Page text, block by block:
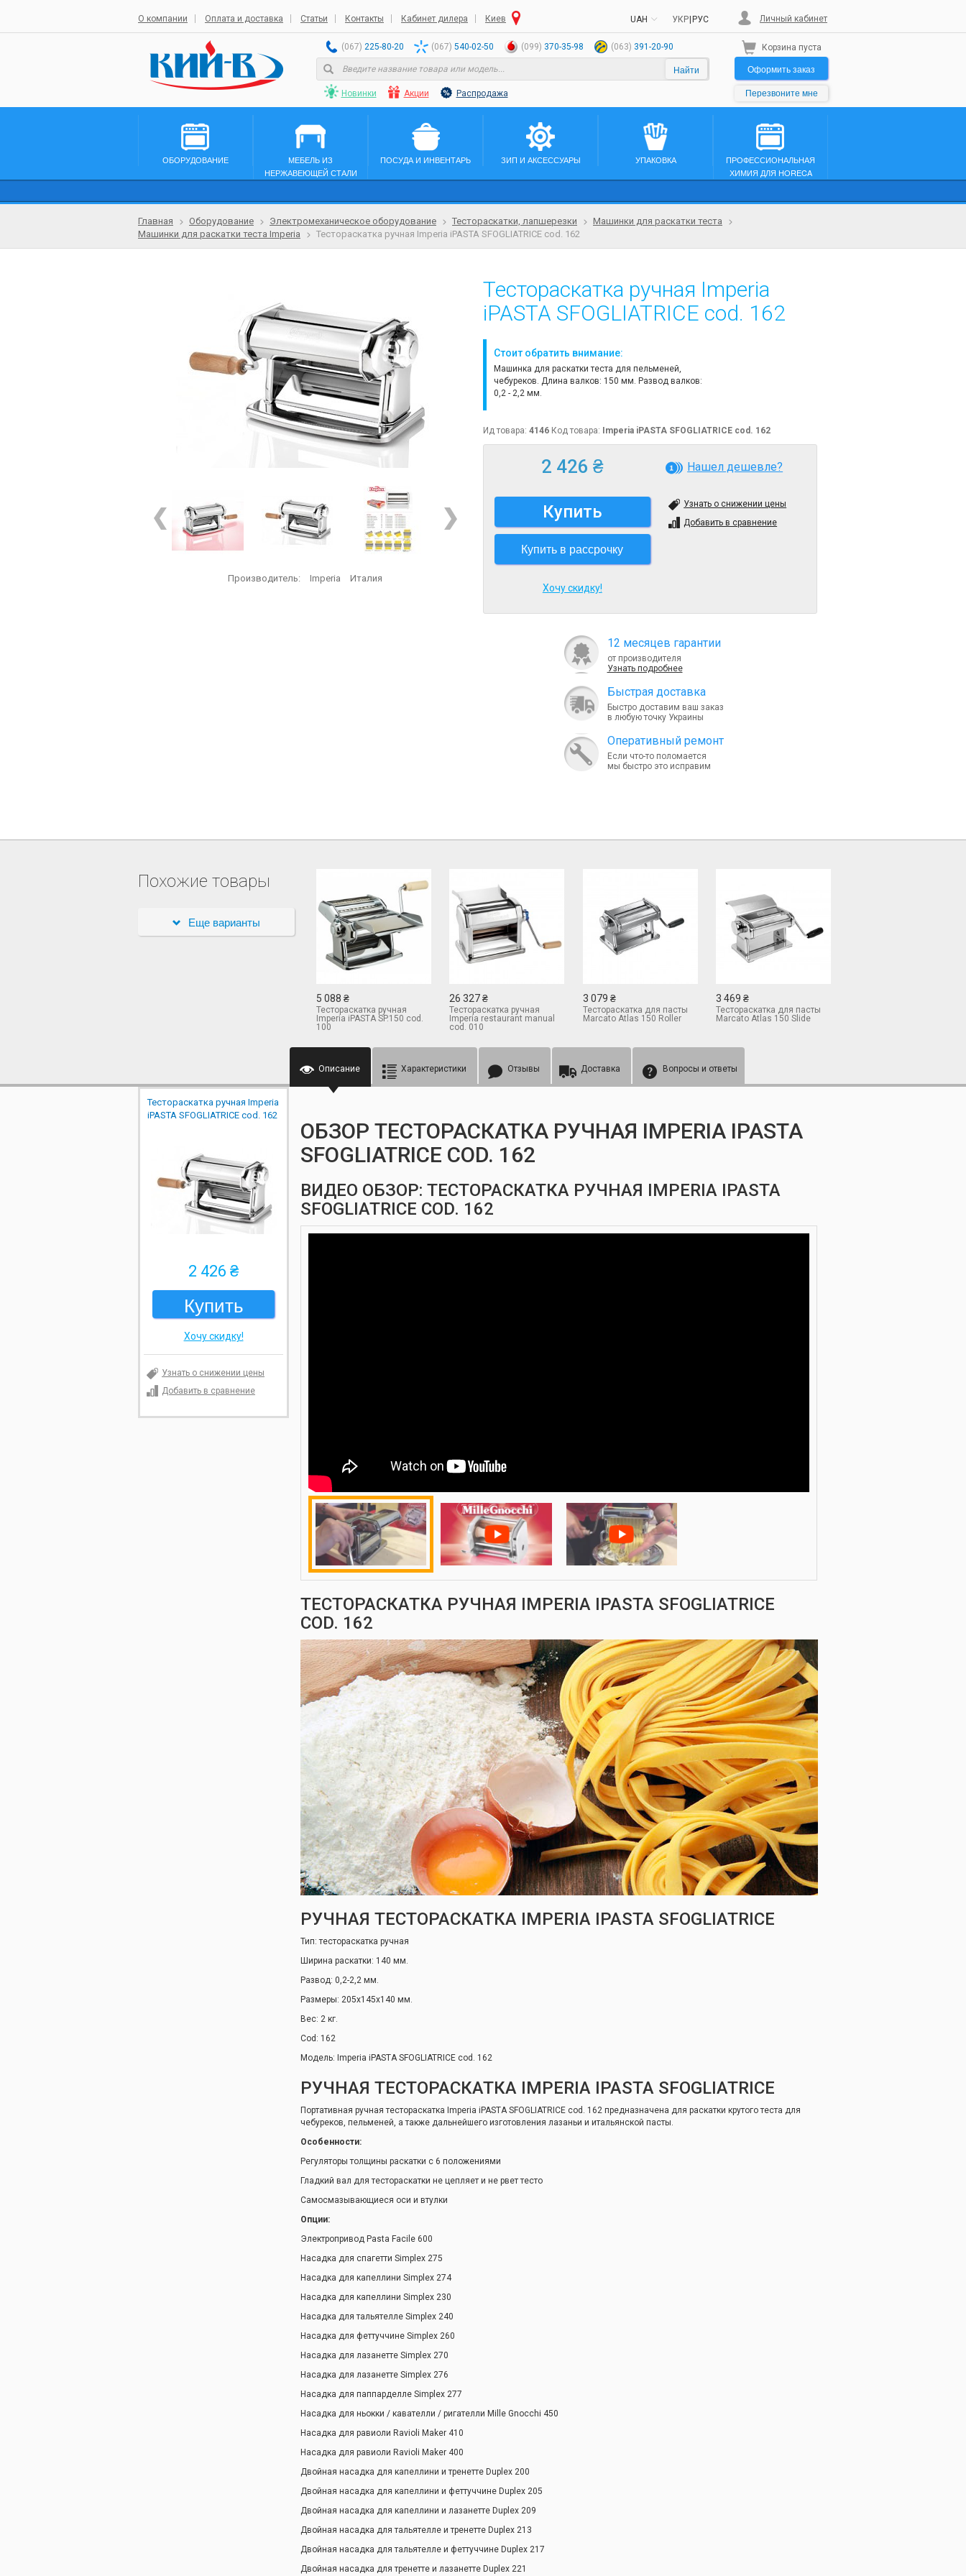
О компании Оплата и доставка Статьи Контакты Кабинет дилера Киев UAH РУС
УКР Личный кабинет
(067) 225-80-20 (067) 540-02-50 (099) 370-35-98 (063) 391-20-90
Найти
Новинки Акции Распродажа
Корзина пуста
Оформить заказ
Перезвоните мне
ОБОРУДОВАНИЕ
МЕБЕЛЬ ИЗ
НЕРЖАВЕЮЩЕЙ СТАЛИ
ПОСУДА И ИНВЕНТАРЬ ЗИП И АКСЕССУАРЫ УПАКОВКА
ПРОФЕССИОНАЛЬНАЯ
ХИМИЯ ДЛЯ HORECA
Главная Оборудование Электромеханическое оборудование Тестораскатки, лапшерезки
Машинки для раскатки теста
Машинки для раскатки теста Imperia
Тестораскатка ручная Imperia iPASTA SFOGLIATRICE cod. 162
Производитель: Imperia Италия
Тестораскатка ручная Imperia
iPASTA SFOGLIATRICE cod. 162
Стоит обратить внимание:
Машинка для раскатки теста для пельменей,
чебуреков. Длина валков: 150 мм. Развод валков:
0,2 - 2,2 мм.
Ид товара: 4146 Код товара: Imperia iPASTA SFOGLIATRICE cod. 162
2 426 ₴
Купить
Купить в рассрочку
Хочу скидку!
Нашел дешевле?
Узнать о снижении цены
Добавить в сравнение
12 месяцев гарантии
от производителя
Узнать подробнее
Быcтрая доставка
Быстро доставим ваш заказ
в любую точку Украины
Оперативный ремонт
Если что-то поломается
мы быстро это исправим
Похожие товары
Еще варианты
5 088 ₴
Тестораскатка ручная
Imperia iPASTA SP.150 cod.
100
26 327 ₴
Тестораскатка ручная
Imperia restaurant manual
cod. 010
3 079 ₴
Тестораскатка для пасты
Marcato Atlas 150 Roller
3 469 ₴
Тестораскатка для пасты
Marcato Atlas 150 Slide
Тестораскатка ручная Imperia
iPASTA SFOGLIATRICE cod. 162
2 426 ₴
Купить
Хочу скидку!
Узнать о снижении цены
Добавить в сравнение
Описание Характеристики Отзывы Доставка Вопросы и ответы
ОБЗОР ТЕСТОРАСКАТКА РУЧНАЯ IMPERIA IPASTA
SFOGLIATRICE COD. 162
ВИДЕО ОБЗОР: ТЕСТОРАСКАТКА РУЧНАЯ IMPERIA IPASTA
SFOGLIATRICE COD. 162
ТЕСТОРАСКАТКА РУЧНАЯ IMPERIA IPASTA SFOGLIATRICE
COD. 162
РУЧНАЯ ТЕСТОРАСКАТКА IMPERIA IPASTA SFOGLIATRICE
Тип: тестораскатка ручная
Ширина раскатки: 140 мм.
Развод: 0,2-2,2 мм.
Размеры: 205x145x140 мм.
Вес: 2 кг.
Cod: 162
Модель: Imperia iPASTA SFOGLIATRICE cod. 162
РУЧНАЯ ТЕСТОРАСКАТКА IMPERIA IPASTA SFOGLIATRICE
Портативная ручная тестораскатка Imperia iPASTA SFOGLIATRICE cod. 162 предназначена для раскатки крутого теста для
чебуреков, пельменей, а также дальнейшего изготовления лазаньи и итальянской пасты.
Особенности:
Регуляторы толщины раскатки с 6 положениями
Гладкий вал для тестораскатки не цепляет и не рвет тесто
Самосмазывающиеся оси и втулки
Опции:
Электропривод Pasta Facile 600
Насадка для спагетти Simplex 275
Насадка для капеллини Simplex 274
Насадка для капеллини Simplex 230
Насадка для тальятелле Simplex 240
Насадка для феттуччине Simplex 260
Насадка для лазанетте Simplex 270
Насадка для лазанетте Simplex 276
Насадка для паппарделле Simplex 277
Насадка для ньокки / кавателли / ригателли Mille Gnocchi 450
Насадка для равиоли Ravioli Maker 410
Насадка для равиоли Ravioli Maker 400
Двойная насадка для капеллини и тренетте Duplex 200
Двойная насадка для капеллини и феттуччине Duplex 205
Двойная насадка для капеллини и лазанетте Duplex 209
Двойная насадка для тальятелле и тренетте Duplex 213
Двойная насадка для тальятелле и феттуччине Duplex 217
Двойная насадка для тренетте и лазанетте Duplex 221